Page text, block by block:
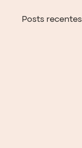
Posts recentes